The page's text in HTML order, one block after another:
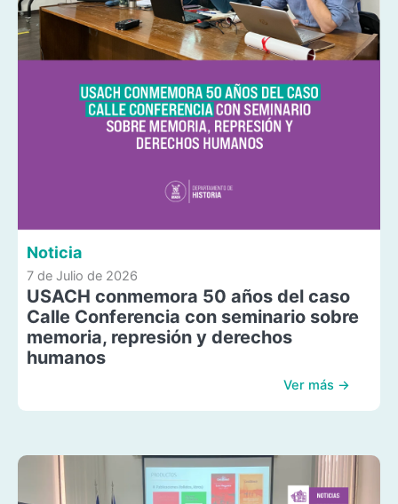
Noticia
7 de Julio de 2026
USACH conmemora 50 años del caso
Calle Conferencia con seminario sobre
memoria, represión y derechos
humanos
Ver más →